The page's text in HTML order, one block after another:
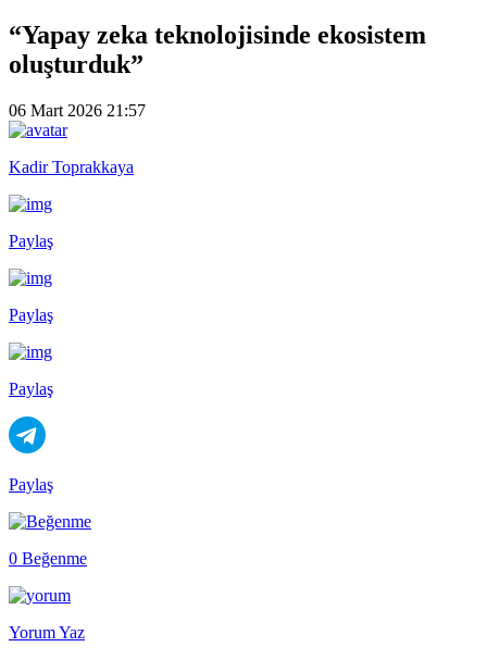
“Yapay zeka teknolojisinde ekosistem
oluşturduk”
06 Mart 2026 21:57
Kadir Toprakkaya
Paylaş
Paylaş
Paylaş
Paylaş
0 Beğenme
Yorum Yaz